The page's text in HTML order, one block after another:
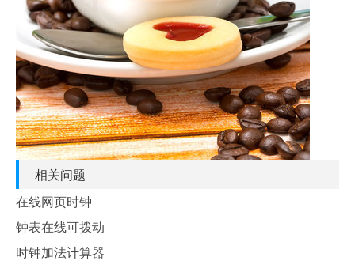
相关问题
在线网页时钟
钟表在线可拨动
时钟加法计算器